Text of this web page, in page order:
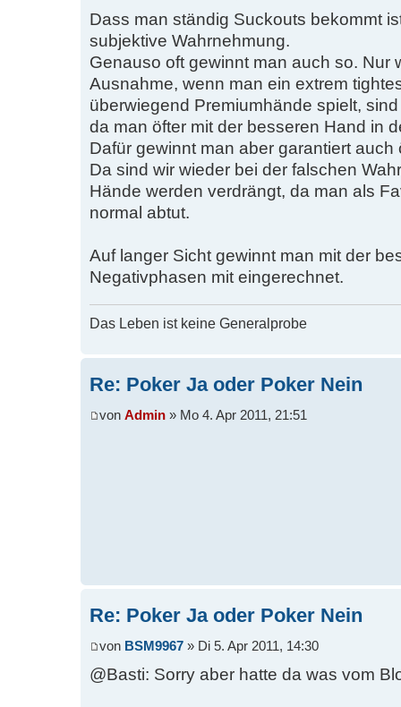
Dass man ständig Suckouts bekommt
subjektive Wahrnehmung.
Genauso oft gewinnt man auch so. Nur
Ausnahme, wenn man ein extrem
überwiegend Premiumhände spielt,
da man öfter mit der besseren Hand in
Dafür gewinnt man aber garantiert auch
Da sind wir wieder bei der falschen
Hände werden verdrängt, da man als
normal abtut.
Auf langer Sicht gewinnt man mit der
Negativphasen mit eingerechnet.
Das Leben ist keine Generalprobe
Re: Poker Ja oder Poker Nein
von Admin » Mo 4. Apr 2011, 21:51
Re: Poker Ja oder Poker Nein
von BSM9967 » Di 5. Apr 2011, 14:30
@Basti: Sorry aber hatte da was vom